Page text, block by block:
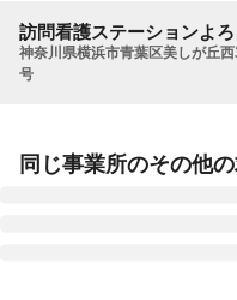
訪問看護ステーションよ
神奈川県横浜市青葉区美しが丘
号
同じ事業所のその他